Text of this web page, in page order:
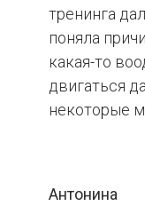
тренинга
поняла
какая-то
двигаться
некоторые
Антонина